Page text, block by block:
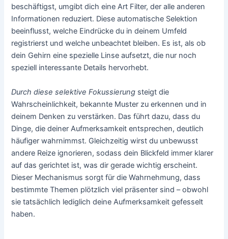
beschäftigst, umgibt dich eine Art Filter, der alle anderen
Informationen reduziert. Diese automatische Selektion
beeinflusst, welche Eindrücke du in deinem Umfeld
registrierst und welche unbeachtet bleiben. Es ist, als ob
dein Gehirn eine spezielle Linse aufsetzt, die nur noch
speziell interessante Details hervorhebt.
Durch diese selektive Fokussierung steigt die
Wahrscheinlichkeit, bekannte Muster zu erkennen und in
deinem Denken zu verstärken. Das führt dazu, dass du
Dinge, die deiner Aufmerksamkeit entsprechen, deutlich
häufiger wahrnimmst. Gleichzeitig wirst du unbewusst
andere Reize ignorieren, sodass dein Blickfeld immer klarer
auf das gerichtet ist, was dir gerade wichtig erscheint.
Dieser Mechanismus sorgt für die Wahrnehmung, dass
bestimmte Themen plötzlich viel präsenter sind – obwohl
sie tatsächlich lediglich deine Aufmerksamkeit gefesselt
haben.